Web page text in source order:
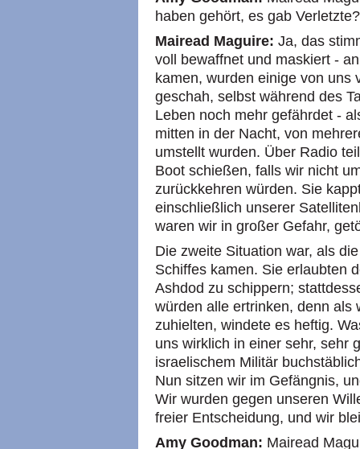
haben gehört, es gab Verletzte?
Mairead Maguire: Ja, das
voll bewaffnet und maskiert -
kamen, wurden einige von
geschah, selbst während des
Leben noch mehr gefährdet -
mitten in der Nacht, von
umstellt wurden. Über Radio
Boot schießen, falls wir nicht
zurückkehren würden. Sie
einschließlich unserer
waren wir in großer Gefahr,
Die zweite Situation war, als
Schiffes kamen. Sie erlaubten
Ashdod zu schippern;
würden alle ertrinken, denn als
zuhielten, windete es heftig.
uns wirklich in einer sehr, sehr
israelischem Militär
Nun sitzen wir im Gefängnis,
Wir wurden gegen unseren
freier Entscheidung, und wir
Amy Goodman: Mairead